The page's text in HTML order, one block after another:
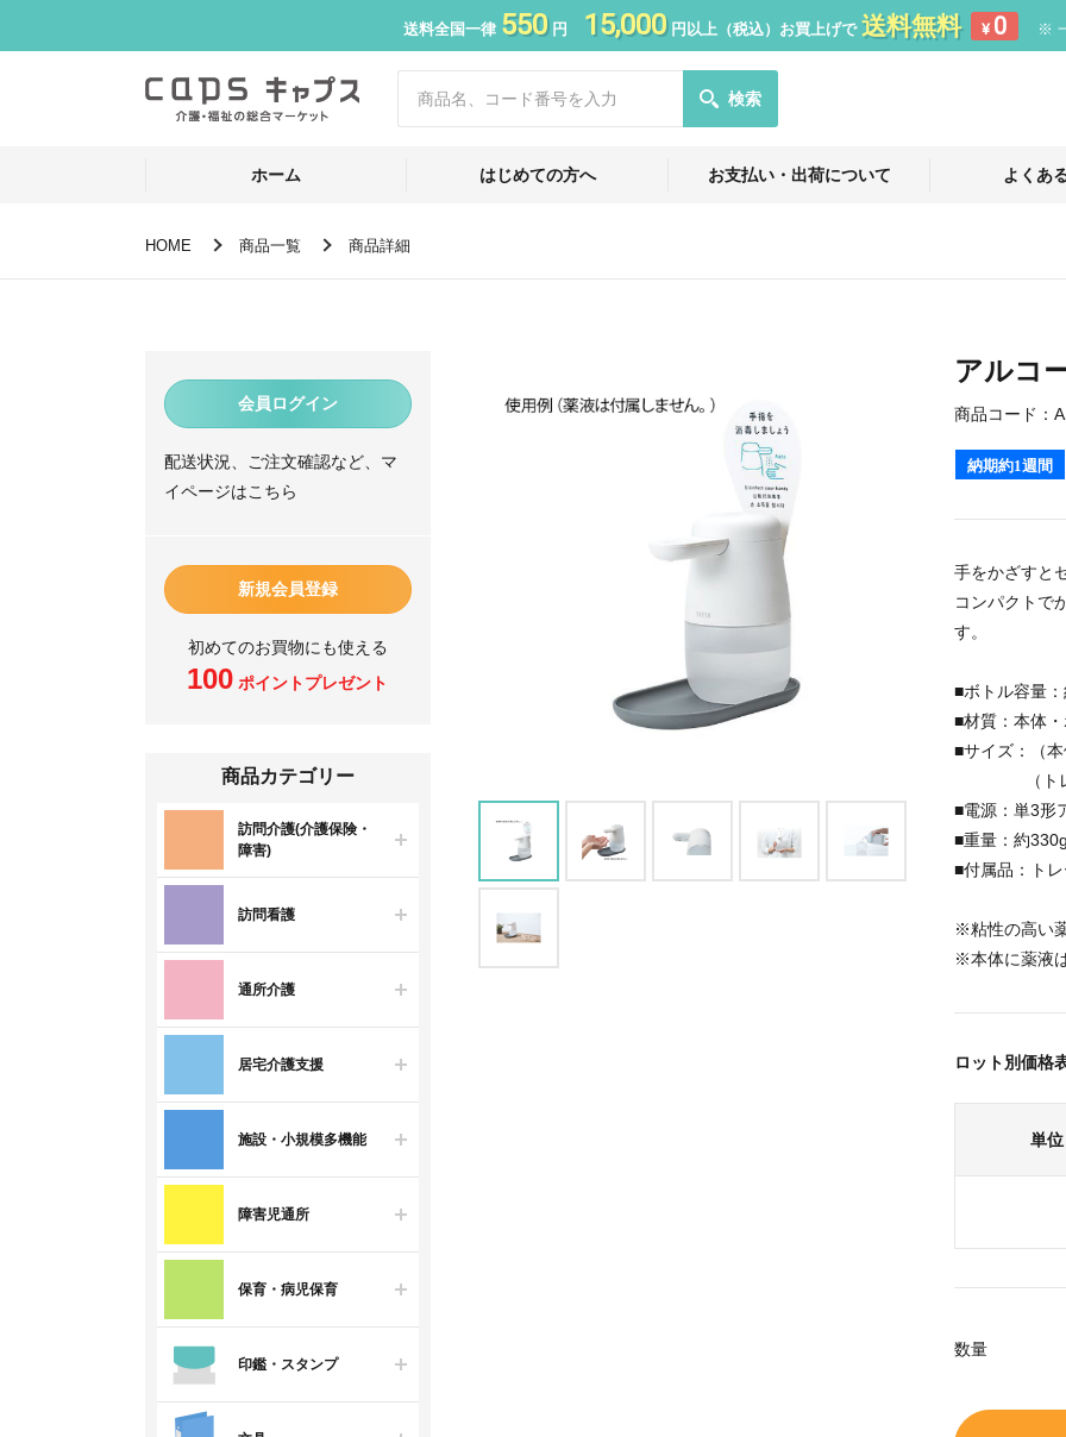
送料全国一律 550円 15,000円以上（税込）お買上げで 送料無料 ¥ 0 ※
検索
ホーム はじめての方へ お支払い・出荷について よくあ
HOME 商品一覧 商品詳細
会員ログイン
配送状況、ご注文確認など、マ
イページはこちら
新規会員登録
初めてのお買物にも使える
100 ポイントプレゼント
商品カテゴリー
訪問介護(介護保険・
障害)
訪問看護
通所介護
居宅介護支援
施設・小規模多機能
障害児通所
保育・病児保育
印鑑・スタンプ
アルコ
商品コード：
納期約1週間
手をかざすと
コンパクトで
す。
■ボトル容量：
■材質：本体・
■サイズ：（
（トレー
■電源：単3形
■重量：約
■付属品：ト
※粘性の高い
※本体に薬液
ロット別価格
単位
数量